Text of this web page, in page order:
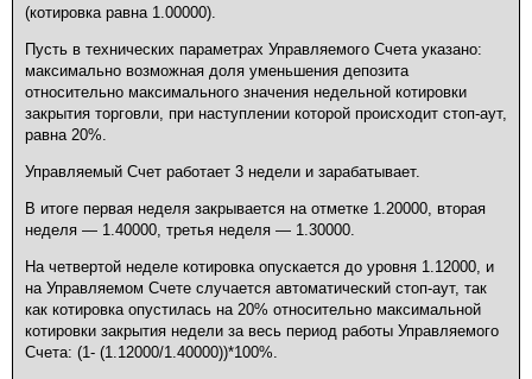
(котировка равна 1.00000).
Пусть в технических параметрах Управляемого Счета указано:
максимально возможная доля уменьшения депозита
относительно максимального значения недельной котировки
закрытия торговли, при наступлении которой происходит стоп-аут,
равна 20%.
Управляемый Счет работает 3 недели и зарабатывает.
В итоге первая неделя закрывается на отметке 1.20000, вторая
неделя — 1.40000, третья неделя — 1.30000.
На четвертой неделе котировка опускается до уровня 1.12000, и
на Управляемом Счете случается автоматический стоп-аут, так
как котировка опустилась на 20% относительно максимальной
котировки закрытия недели за весь период работы Управляемого
Счета: (1- (1.12000/1.40000))*100%.